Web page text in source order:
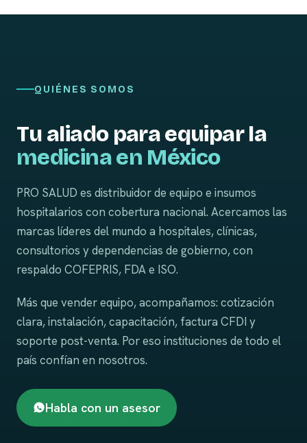
QUIÉNES SOMOS
Tu aliado para equipar la
medicina en México
PRO SALUD es distribuidor de equipo e insumos
hospitalarios con cobertura nacional. Acercamos las
marcas líderes del mundo a hospitales, clínicas,
consultorios y dependencias de gobierno, con
respaldo COFEPRIS, FDA e ISO.
Más que vender equipo, acompañamos: cotización
clara, instalación, capacitación, factura CFDI y
soporte post-venta. Por eso instituciones de todo el
país confían en nosotros.
Habla con un asesor